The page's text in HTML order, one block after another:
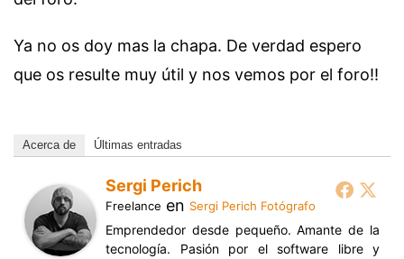
Ya no os doy mas la chapa. De verdad espero
que os resulte muy útil y nos vemos por el foro!!
Acerca de Últimas entradas
Sergi Perich
Freelance en Sergi Perich Fotógrafo
Emprendedor desde pequeño. Amante de la
tecnología. Pasión por el software libre y